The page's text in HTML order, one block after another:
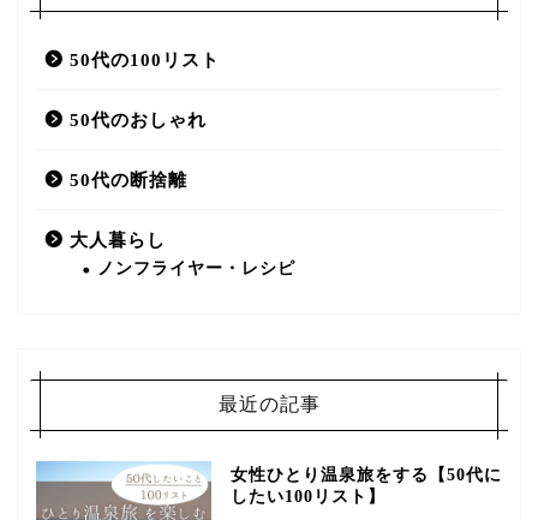
50代の100リスト
50代のおしゃれ
50代の断捨離
大人暮らし
ノンフライヤー・レシピ
最近の記事
女性ひとり温泉旅をする【50代に
したい100リスト】